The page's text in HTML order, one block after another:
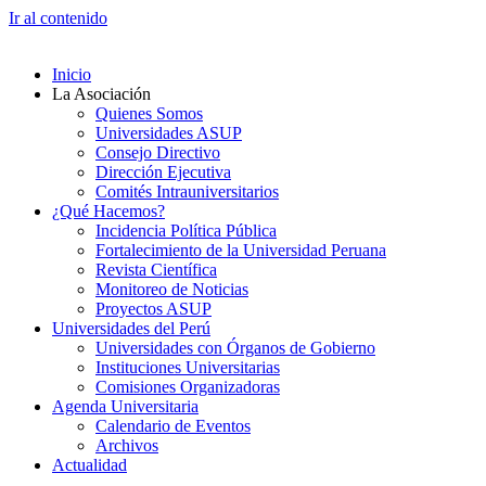
Ir al contenido
Inicio
La Asociación
Quienes Somos
Universidades ASUP
Consejo Directivo
Dirección Ejecutiva
Comités Intrauniversitarios
¿Qué Hacemos?
Incidencia Política Pública
Fortalecimiento de la Universidad Peruana
Revista Científica
Monitoreo de Noticias
Proyectos ASUP
Universidades del Perú
Universidades con Órganos de Gobierno
Instituciones Universitarias
Comisiones Organizadoras
Agenda Universitaria
Calendario de Eventos
Archivos
Actualidad